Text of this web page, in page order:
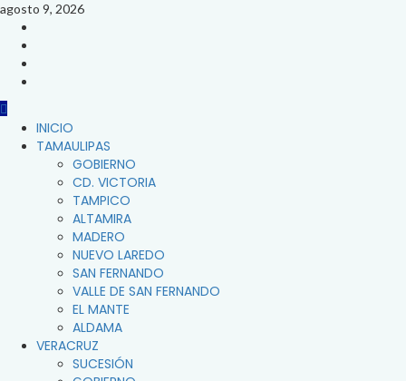
Saltar
contenido
agosto 9, 2026
Menú
principal
INICIO
TAMAULIPAS
GOBIERNO
CD. VICTORIA
TAMPICO
ALTAMIRA
MADERO
NUEVO LAREDO
SAN FERNANDO
VALLE DE SAN FERNANDO
EL MANTE
ALDAMA
VERACRUZ
SUCESIÓN